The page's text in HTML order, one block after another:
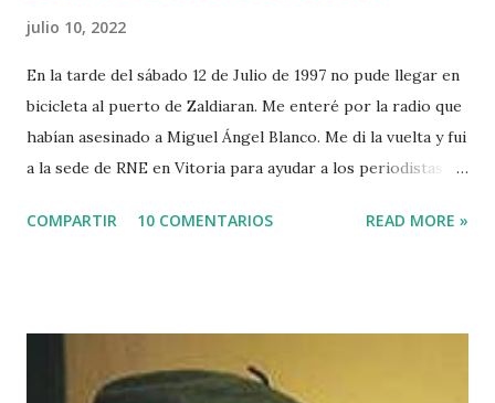
julio 10, 2022
En la tarde del sábado 12 de Julio de 1997 no pude llegar en
bicicleta al puerto de Zaldiaran. Me enteré por la radio que
habían asesinado a Miguel Ángel Blanco. Me di la vuelta y fui
a la sede de RNE en Vitoria para ayudar a los periodistas
pudiera ocurrir después de que se cumpliera el plazo de 48
Batasuna, Rufi Etxeberria, que hasta el año pasado fue
COMPARTIR 10 COMENTARIOS READ MORE »